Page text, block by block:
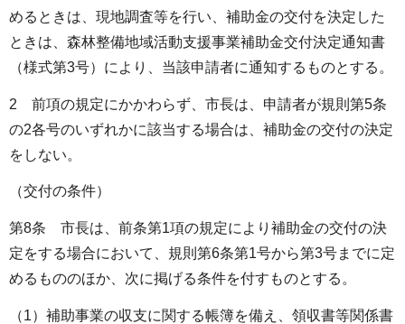
めるときは、現地調査等を行い、補助金の交付を決定した
ときは、森林整備地域活動支援事業補助金交付決定通知書
（様式第3号）により、当該申請者に通知するものとする。
2 前項の規定にかかわらず、市長は、申請者が規則第5条
の2各号のいずれかに該当する場合は、補助金の交付の決定
をしない。
（交付の条件）
第8条 市長は、前条第1項の規定により補助金の交付の決
定をする場合において、規則第6条第1号から第3号までに定
めるもののほか、次に掲げる条件を付すものとする。
（1）補助事業の収支に関する帳簿を備え、領収書等関係書